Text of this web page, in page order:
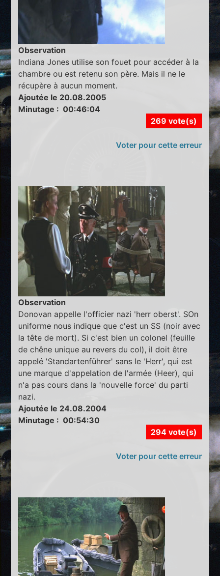
Observation
Indiana Jones utilise son fouet pour accéder à la
chambre ou est retenu son père. Mais il ne le
récupère à aucun moment.
Ajoutée le 20.08.2005
Minutage : 00:46:04
269 vote(s)
Voter pour cette erreur
Observation
Donovan appelle l'officier nazi 'herr oberst'. SOn
uniforme nous indique que c'est un SS (noir avec
la tête de mort). Si c'est bien un colonel (feuille
de chêne unique au revers du col), il doit être
appelé 'Standartenführer' sans le 'Herr', qui est
une marque d'appelation de l'armée (Heer), qui
n'a pas cours dans la 'nouvelle force' du parti
nazi.
Ajoutée le 24.08.2004
Minutage : 00:54:30
294 vote(s)
Voter pour cette erreur